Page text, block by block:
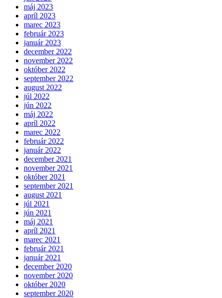
máj 2023
apríl 2023
marec 2023
február 2023
január 2023
december 2022
november 2022
október 2022
september 2022
august 2022
júl 2022
jún 2022
máj 2022
apríl 2022
marec 2022
február 2022
január 2022
december 2021
november 2021
október 2021
september 2021
august 2021
júl 2021
jún 2021
máj 2021
apríl 2021
marec 2021
február 2021
január 2021
december 2020
november 2020
október 2020
september 2020